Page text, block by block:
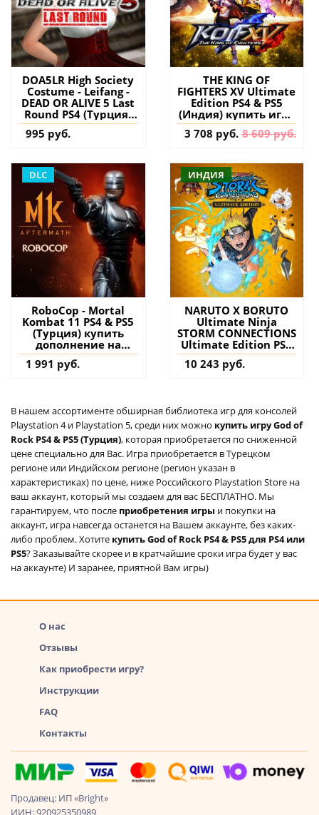
DOA5LR High Society
Costume - Leifang -
DEAD OR ALIVE 5 Last
Round PS4 (Турция)
купить дополнение
на аккаунт
995 руб.
THE KING OF
FIGHTERS XV Ultimate
Edition PS4 & PS5
(Индия) купить игру
на аккаунт
3 708 руб. 8 609 руб.
DLC
RoboCop - Mortal
Kombat 11 PS4 & PS5
(Турция) купить
дополнение на
аккаунт
1 991 руб.
ИНДИЯ
NARUTO X BORUTO
Ultimate Ninja
STORM CONNECTIONS
Ultimate Edition PS4
& PS5 (Индия) купить
игру на аккаунт
10 243 руб.
В нашем ассортименте обширная библиотека игр для консолей
Playstation 4 и Playstation 5, среди них можно купить игру God of
Rock PS4 & PS5 (Турция), которая приобретается по сниженной
цене специально для Вас. Игра приобретается в Турецком
регионе или Индийском регионе (регион указан в
характеристиках) по цене, ниже Российского Playstation Store на
ваш аккаунт, который мы создаем для вас БЕСПЛАТНО. Мы
гарантируем, что после приобретения игры и покупки на
аккаунт, игра навсегда останется на Вашем аккаунте, без каких-
либо проблем. Хотите купить God of Rock PS4 & PS5 для PS4 или
PS5? Заказывайте скорее и в кратчайшие сроки игра будет у вас
на аккаунте) И заранее, приятной Вам игры)
О нас
Отзывы
Как приобрести игру?
Инструкции
FAQ
Контакты
Продавец: ИП «Bright»
ИИН: 920925350989